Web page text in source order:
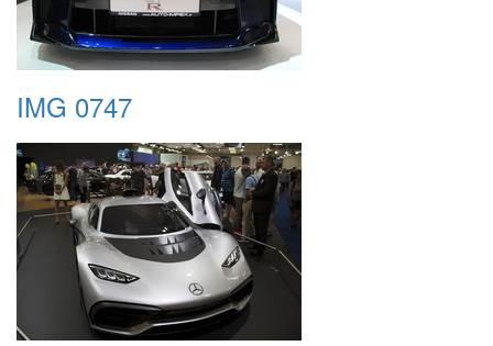
IMG 0747